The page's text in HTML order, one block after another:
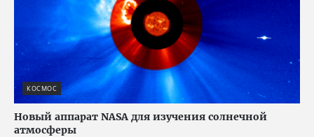
КОСМОС
Новый аппарат NASA для изучения солнечной
атмосферы